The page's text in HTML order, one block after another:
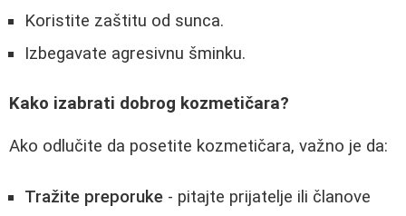
Koristite zaštitu od sunca.
Izbegavate agresivnu šminku.
Kako izabrati dobrog kozmetičara?
Ako odlučite da posetite kozmetičara, važno je da:
Tražite preporuke - pitajte prijatelje ili članove